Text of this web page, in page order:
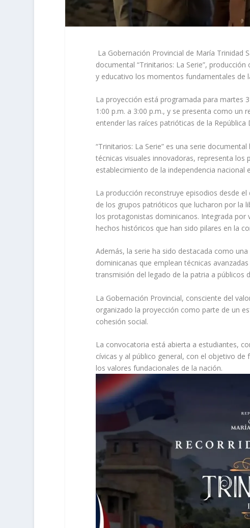
La Gobernación Provincial de María Trinidad
documental “Trinitarios: La Serie”,
y educativo los momentos fundamentales de
La proyección está programada para martes
1:00 p.m. a 3:00 p.m., y se presenta como un
entender las raíces patrióticas de la República
“Trinitarios: La Serie” es una serie
técnicas visuales innovadoras, representa
establecimiento de la independencia nacional
La producción reconstruye episodios desde
de los grupos patrióticos que lucharon por la
los protagonistas dominicanos. Integrada por
hechos históricos que han sido pilares en la
Además, la serie ha sido destacada como
dominicanas que emplean técnicas
transmisión del legado de la patria a públicos
La Gobernación Provincial, consciente del
organizado la proyección como parte de un
cohesión social.
La convocatoria está abierta a estudiantes,
cívicas y al público general, con el objetivo
los valores fundacionales de la nación.